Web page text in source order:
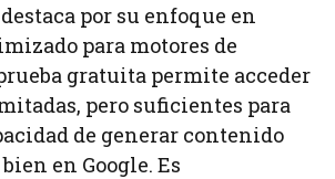
por su enfoque en
para motores de
gratuita permite acceder
pero suficientes para
de generar contenido
en Google. Es